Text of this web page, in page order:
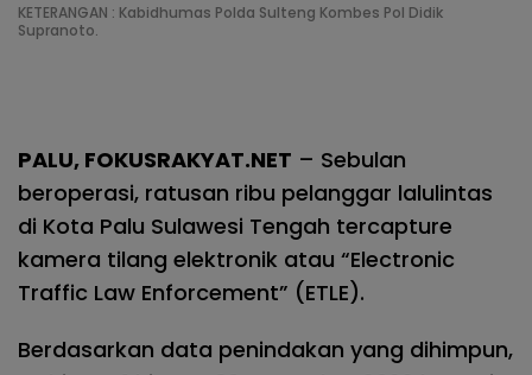
KETERANGAN : Kabidhumas Polda Sulteng Kombes Pol Didik
Supranoto.
PALU, FOKUSRAKYAT.NET – Sebulan
beroperasi, ratusan ribu pelanggar lalulintas
di Kota Palu Sulawesi Tengah tercapture
kamera tilang elektronik atau “Electronic
Traffic Law Enforcement” (ETLE).
Berdasarkan data penindakan yang dihimpun,